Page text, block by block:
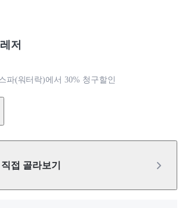
저
파(워터락)에서 30% 청구할인
접 골라보기